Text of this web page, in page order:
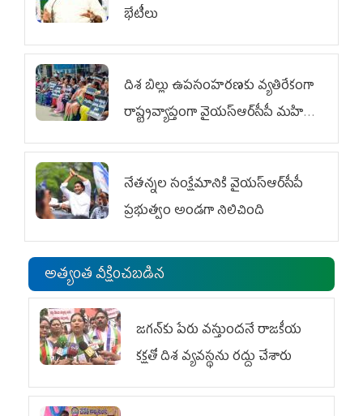
భేటీలు
దిశ బిల్లు ఉపసంహరణకు వ్యతిరేకంగా
రాష్ట్రవ్యాప్తంగా వైయ‌స్ఆర్‌సీపీ మహిళా
విభాగం ఆందోళనలు
నేతన్నల సంక్షేమానికి వైయ‌స్ఆర్‌సీపీ
ప్రభుత్వం అండగా నిలిచింది
అత్యంత వీక్షించబడిన
జగన్‌కు పేరు వస్తుందనే రాజకీయ
కక్షతో దిశ వ్య‌వ‌స్థ‌ను రద్దు చేశారు